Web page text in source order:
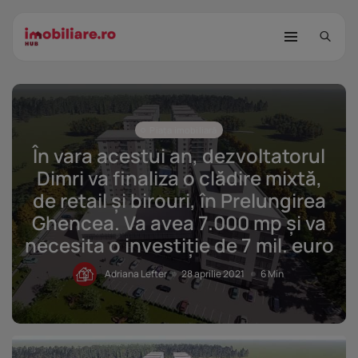
STUDIU Imobiliare.ro: Câtă încredere
mai...
25 noiembrie 2025 8 Min
Investițiile publice și private
remodelează...
25 noiembrie 2025 9 Min
În vara acestui an, dezvoltatorul
Dimri va finaliza o clădire mixtă,
de retail și birouri, în Prelungirea
Ghencea. Va avea 7.000 mp și va
necesita o investiție de 7 mil. euro
Adriana Lefter 28 aprilie 2021 6 Min